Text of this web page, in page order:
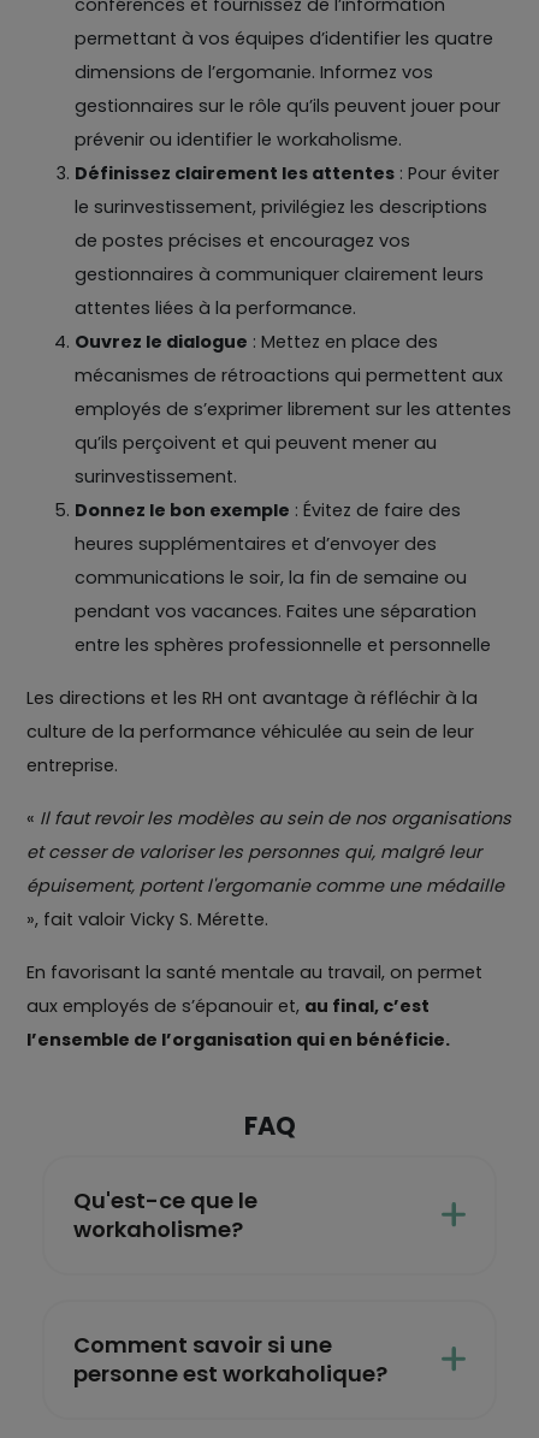
permettant à vos équipes d’identifier les quatre
dimensions de l’ergomanie. Informez vos
gestionnaires sur le rôle qu’ils peuvent jouer pour
prévenir ou identifier le workaholisme.
Définissez clairement les attentes : Pour éviter
le surinvestissement, privilégiez les descriptions
de postes précises et encouragez vos
gestionnaires à communiquer clairement leurs
attentes liées à la performance.
Ouvrez le dialogue : Mettez en place des
mécanismes de rétroactions qui permettent aux
employés de s’exprimer librement sur les attentes
qu’ils perçoivent et qui peuvent mener au
surinvestissement.
Donnez le bon exemple : Évitez de faire des
heures supplémentaires et d’envoyer des
communications le soir, la fin de semaine ou
pendant vos vacances. Faites une séparation
entre les sphères professionnelle et personnelle
Les directions et les RH ont avantage à réfléchir à la
culture de la performance véhiculée au sein de leur
entreprise.
« Il faut revoir les modèles au sein de nos organisations
et cesser de valoriser les personnes qui, malgré leur
épuisement, portent l'ergomanie comme une médaille
», fait valoir Vicky S. Mérette.
En favorisant la santé mentale au travail, on permet
aux employés de s’épanouir et, au final, c’est
l’ensemble de l’organisation qui en bénéficie.
FAQ
Qu'est-ce que le
workaholisme?
Comment savoir si une
personne est workaholique?